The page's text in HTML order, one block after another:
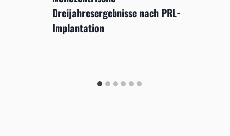
Dreijahresergebnisse nach PRL-
Implantation